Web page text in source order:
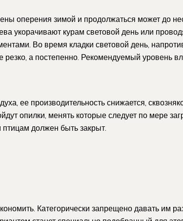
оперения зимой и продолжаться может до
укорачивают курам световой день или
Во время кладки световой день,
а постепенно. Рекомендуемый уровень
ее производительность снижается,
опилки, менять которые следует по мере
должен быть закрыт.
Категорически запрещено давать им